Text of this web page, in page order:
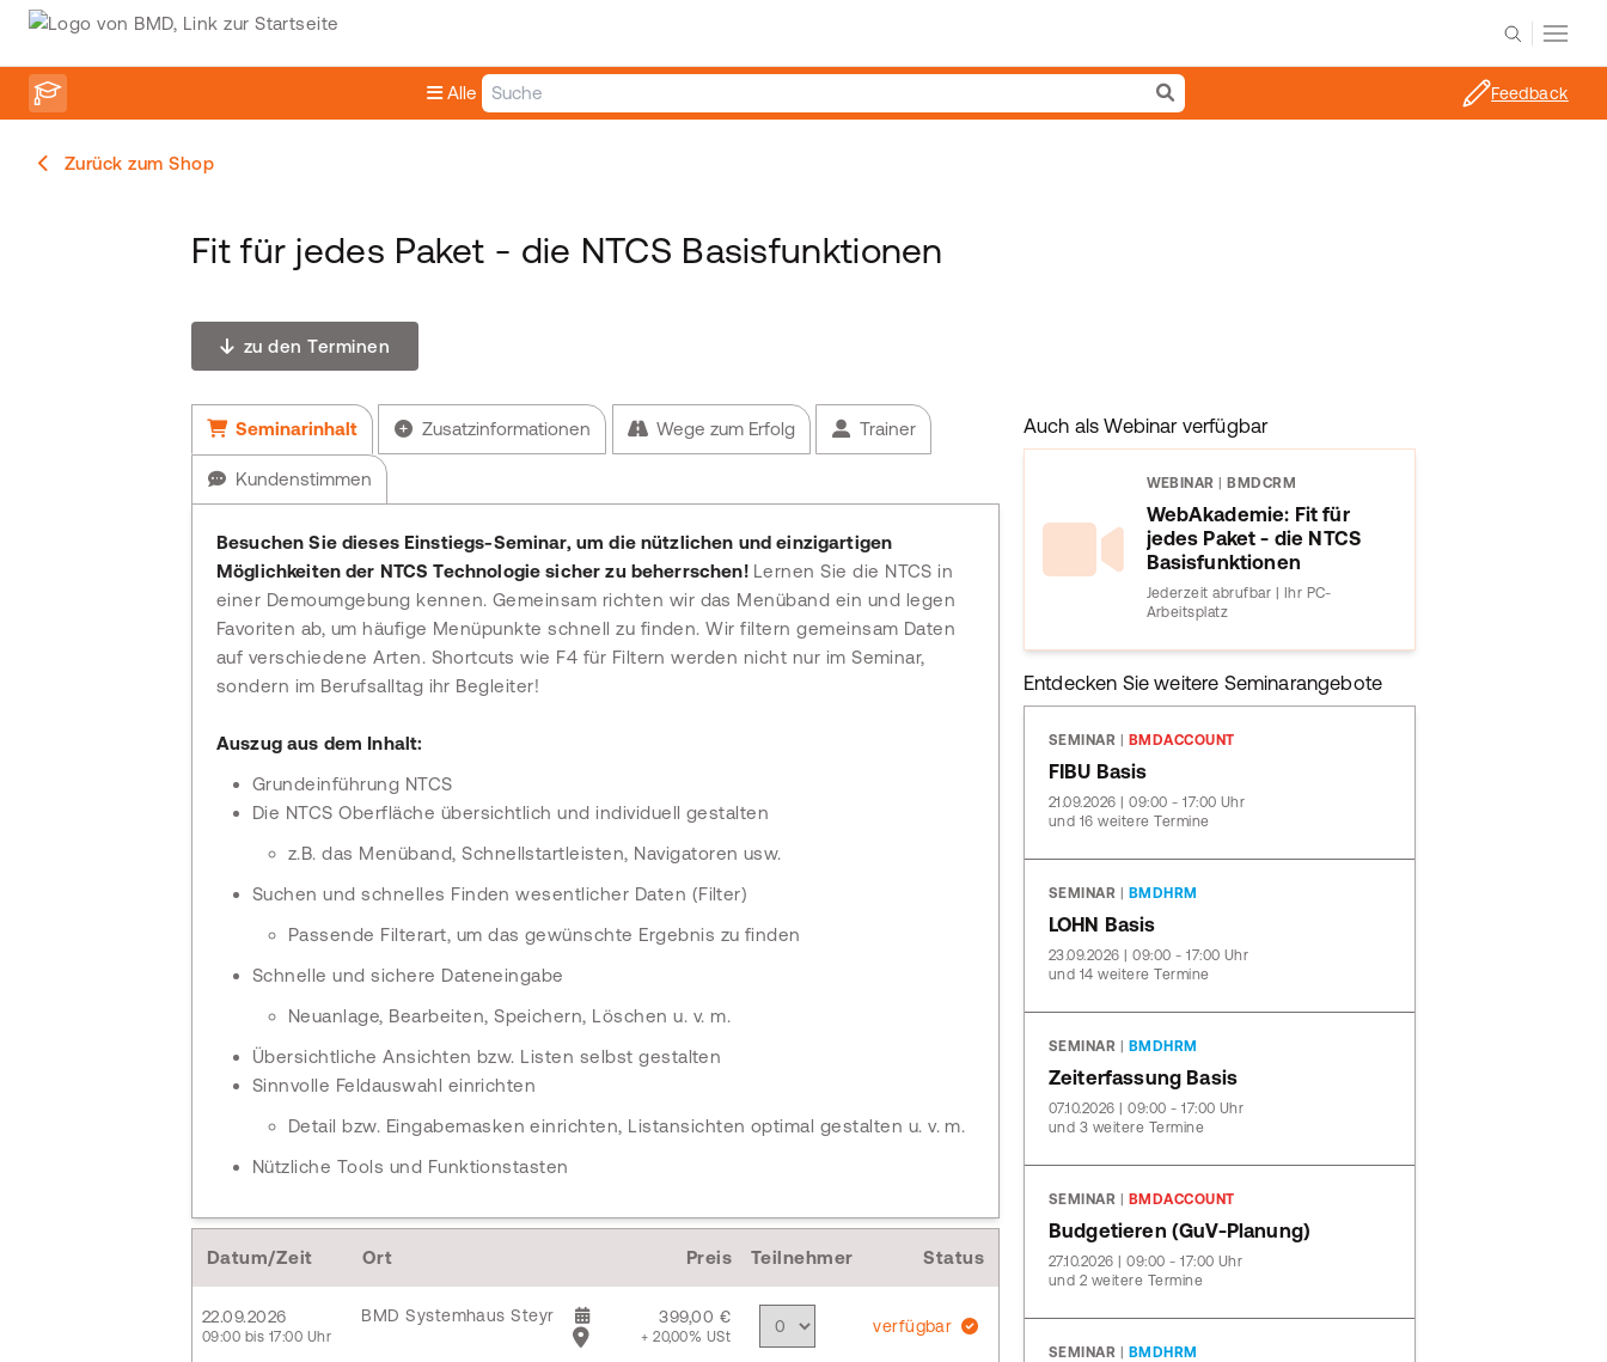
Alle Feedback
Zurück zum Shop
Fit für jedes Paket - die NTCS Basisfunktionen
zu den Terminen
Seminarinhalt Zusatzinformationen Wege zum Erfolg Trainer
Kundenstimmen
Besuchen Sie dieses Einstiegs-Seminar, um die nützlichen und einzigartigen
Möglichkeiten der NTCS Technologie sicher zu beherrschen! Lernen Sie die NTCS in
einer Demoumgebung kennen. Gemeinsam richten wir das Menüband ein und legen
Favoriten ab, um häufige Menüpunkte schnell zu finden. Wir filtern gemeinsam Daten
auf verschiedene Arten. Shortcuts wie F4 für Filtern werden nicht nur im Seminar,
sondern im Berufsalltag ihr Begleiter!
Auszug aus dem Inhalt:
Grundeinführung NTCS
Die NTCS Oberfläche übersichtlich und individuell gestalten
z.B. das Menüband, Schnellstartleisten, Navigatoren usw.
Suchen und schnelles Finden wesentlicher Daten (Filter)
Passende Filterart, um das gewünschte Ergebnis zu finden
Schnelle und sichere Dateneingabe
Neuanlage, Bearbeiten, Speichern, Löschen u. v. m.
Übersichtliche Ansichten bzw. Listen selbst gestalten
Sinnvolle Feldauswahl einrichten
Detail bzw. Eingabemasken einrichten, Listansichten optimal gestalten u. v. m.
Nützliche Tools und Funktionstasten
Datum/Zeit Ort Preis Teilnehmer Status
22.09.2026
09:00 bis 17:00 Uhr
BMD Systemhaus Steyr 399,00 €
+ 20,00% USt
verfügbar
Auch als Webinar verfügbar
WEBINAR BMDCRM
WebAkademie: Fit für
jedes Paket - die NTCS
Basisfunktionen
Jederzeit abrufbar | Ihr PC-
Arbeitsplatz
Entdecken Sie weitere Seminarangebote
SEMINAR BMDACCOUNT
FIBU Basis
21.09.2026 | 09:00 - 17:00 Uhr
und 16 weitere Termine
SEMINAR BMDHRM
LOHN Basis
23.09.2026 | 09:00 - 17:00 Uhr
und 14 weitere Termine
SEMINAR BMDHRM
Zeiterfassung Basis
07.10.2026 | 09:00 - 17:00 Uhr
und 3 weitere Termine
SEMINAR BMDACCOUNT
Budgetieren (GuV-Planung)
27.10.2026 | 09:00 - 17:00 Uhr
und 2 weitere Termine
SEMINAR BMDHRM